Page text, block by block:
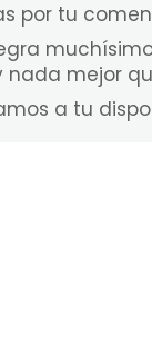
por tu
nada mejor
a tu